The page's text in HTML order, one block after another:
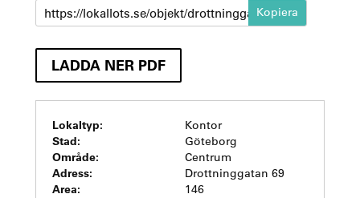
https://lokallots.se/objekt/drottninggatan-69-1
LADDA NER PDF
Lokaltyp: Kontor
Stad: Göteborg
Område: Centrum
Adress: Drottninggatan 69
Area: 146